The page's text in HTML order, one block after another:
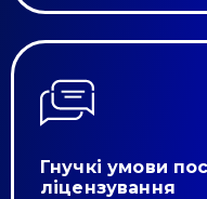
Гнучкі умови
ліцензування